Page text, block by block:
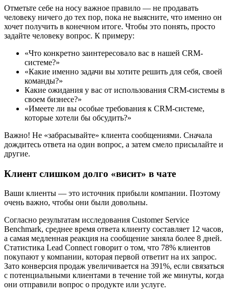
Отметьте себе на носу важное правило — не продавать
человеку ничего до тех пор, пока не выясните, что именно он
хочет получить в конечном итоге. Чтобы это понять, просто
задайте человеку вопрос. К примеру:
«Что конкретно заинтересовало вас в нашей СRM-
системе?»
«Какие именно задачи вы хотите решить для себя, своей
команды?»
Какие ожидания у вас от использования CRM-системы в
своем бизнесе?»
«Имеете ли вы особые требования к CRM-системе,
которые хотели бы обсудить?»
Важно! Не «забрасывайте» клиента сообщениями. Сначала
дождитесь ответа на один вопрос, а затем смело присылайте и
другие.
Клиент слишком долго «‎висит» в чате
Ваши клиенты — это источник прибыли компании. Поэтому
очень важно, чтобы они были довольны.
Согласно результатам исследования Customer Service
Benchmark, среднее время ответа клиенту составляет 12 часов,
а самая медленная реакция на сообщение заняла более 8 дней.
Статистика Lead Connect говорит о том, что 78% клиентов
покупают у компании, которая первой ответит на их запрос.
Зато конверсия продаж увеличивается на 391%, если связаться
с потенциальными клиентами в течение той же минуты, когда
они отправили вопрос о продукте или услуге.